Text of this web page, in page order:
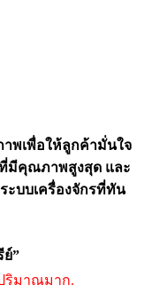
พเพื่อให้ลูกค้ามั่นใจ
มีคุณภาพสูงสุด และ
ะบบเครื่องจักรที่ทัน
”
ริมาณมาก.